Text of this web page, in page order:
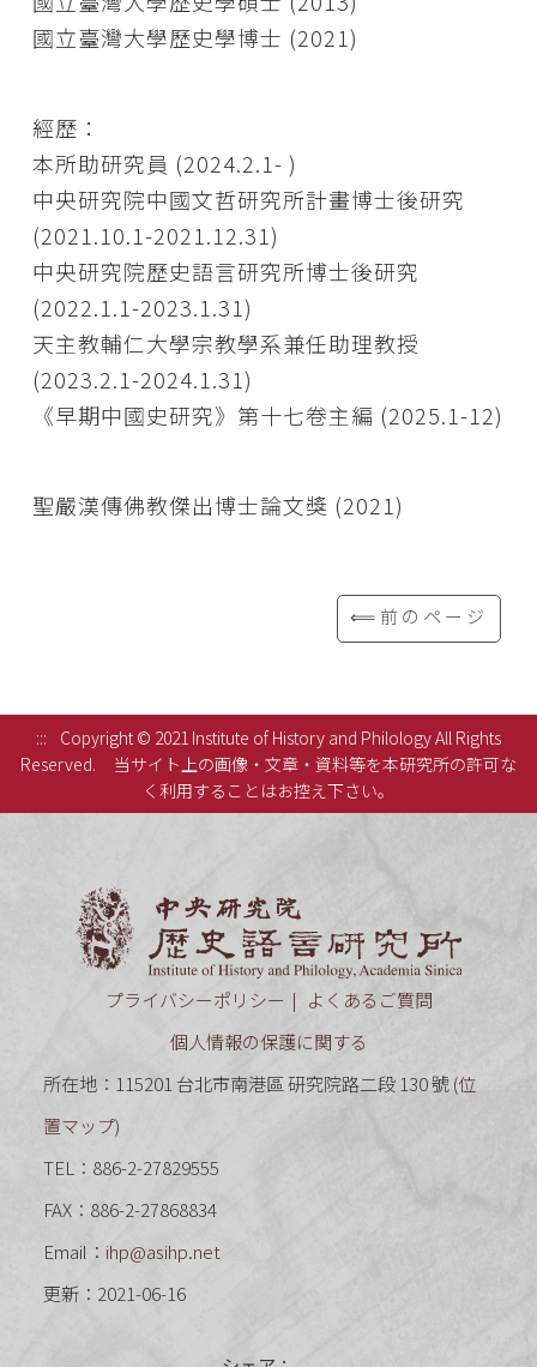
國立臺灣大學歷史學博士 (2021)
經歷：
本所助研究員 (2024.2.1- )
中央研究院中國文哲研究所計畫博士後研究
(2021.10.1-2021.12.31)
中央研究院歷史語言研究所博士後研究
(2022.1.1-2023.1.31)
天主教輔仁大學宗教學系兼任助理教授
(2023.2.1-2024.1.31)
《早期中國史研究》第十七卷主編 (2025.1-12)
聖嚴漢傳佛教傑出博士論文獎 (2021)
⟸前のページ
:::
Copyright © 2021 Institute of History and Philology All Rights
Reserved.
当サイト上の画像・文章・資料等を本研究所の許可な
く利用することはお控え下さい。
プライバシーポリシー
よくあるご質問
個人情報の保護に関する
所在地：115201 台北市南港區 研究院路二段 130 號 (位
置マップ)
TEL：886-2-27829555
FAX：886-2-27868834
Email： ihp@asihp.net
更新：2021-06-16